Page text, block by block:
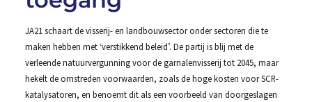
JA21 schaart de visserij- en landbouwsector onder sectoren die te
maken hebben met ‘verstikkend beleid’. De partij is blij met de
verleende natuurvergunning voor de garnalenvisserij tot 2045, maar
hekelt de omstreden voorwaarden, zoals de hoge kosten voor SCR-
katalysatoren, en benoemt dit als een voorbeeld van doorgeslagen